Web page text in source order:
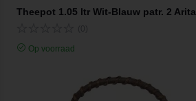
Theepot 1.05 ltr Wit-Blauw patr. 2 Arita
Op voorraad